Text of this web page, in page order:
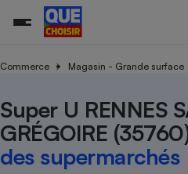
Commerce Magasin - Grande surface
Super U RENNES
GRÉGOIRE
des supermarchés
Toutes les actualités
Enquêtes
Guides d'achat
Tous les services
Tous nos combats
Nos actions
Nos grandes victoires
L’association
Nos missions
Notre méthodologie